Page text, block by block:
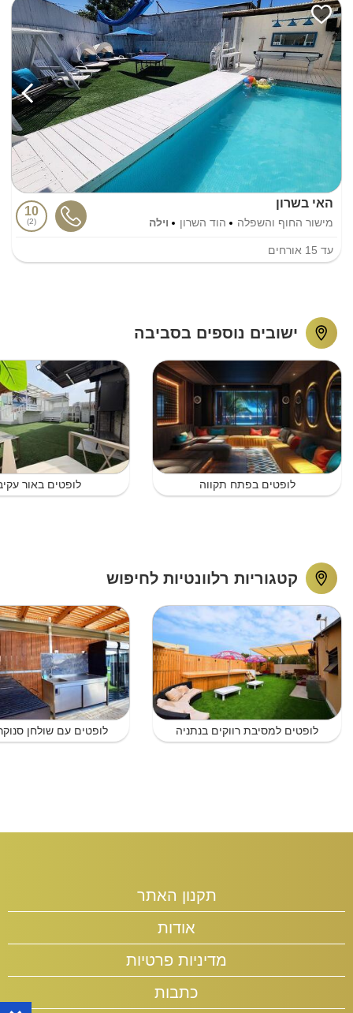
האי בשרון
מישור החוף והשפלה הוד השרון וילה
10
2
עד 15 אורחים
ישובים נוספים בסביבה
לופטים בפתח תקווה לופטים באור
קטגוריות רלוונטיות לחיפוש
לופטים למסיבת רווקים בנתניה לופטים עם שולחן
תקנון האתר
אודות
מדיניות פרטיות
כתבות